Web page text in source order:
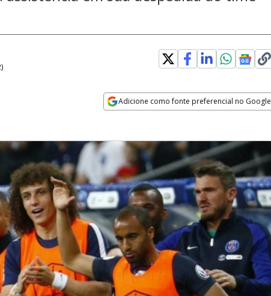
)
Adicione como fonte preferencial no Google